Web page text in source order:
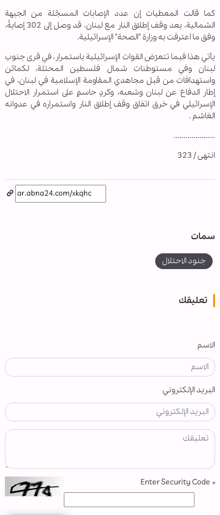
كما قالت المعطيات إن عدد الإصابات المسجّلة من الجبهة
الشمالية، بعد وقف إطلاق النار مع لبنان، قد وصل إلى 302 إصابةً،
وفق ما اعترفت به وزارة "الصحة" الإسرائيلية.
يأتي هذا فيما تتعرّض القوات الإسرائيلية باستمرار، في قرى جنوب
لبنان وفي مستوطنات شمال فلسطين المحتلة، لكمائن
واستهدافات من قبل مجاهدي المقاومة الإسلامية في لبنان، في
إطار الدفاع عن لبنان وشعبه، وكردٍ حاسمٍ على استمرار الاحتلال
الإسرائيلي في خرق اتفاق وقف إطلاق النار واستمراره في عدوانه
الغاشم .
.....................
انتهى / 323
سمات
جنود الاحتلال
تعليقك
الاسم
البريد الإلكتروني
*